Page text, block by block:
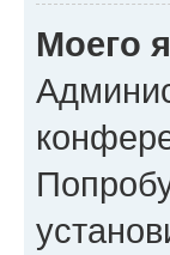
Моего